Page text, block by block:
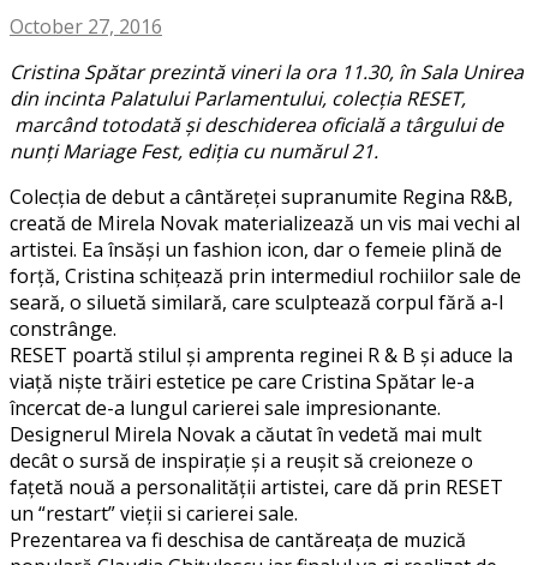
October 27, 2016
Cristina Spătar prezintă vineri la ora 11.30, în Sala Unirea
din incinta Palatului Parlamentului, colecția RESET,
marcând totodată și deschiderea oficială a târgului de
nunți Mariage Fest, ediția cu numărul 21.
Colecția de debut a cântăreței supranumite Regina R&B,
creată de Mirela Novak materializează un vis mai vechi al
artistei. Ea însăși un fashion icon, dar o femeie plină de
forță, Cristina schițează prin intermediul rochiilor sale de
seară, o siluetă similară, care sculptează corpul fără a-l
constrânge.
RESET poartă stilul și amprenta reginei R & B și aduce la
viață niște trăiri estetice pe care Cristina Spătar le-a
încercat de-a lungul carierei sale impresionante.
Designerul Mirela Novak a căutat în vedetă mai mult
decât o sursă de inspirație și a reușit să creioneze o
fațetă nouă a personalității artistei, care dă prin RESET
un “restart” vieții si carierei sale.
Prezentarea va fi deschisa de cantăreața de muzică